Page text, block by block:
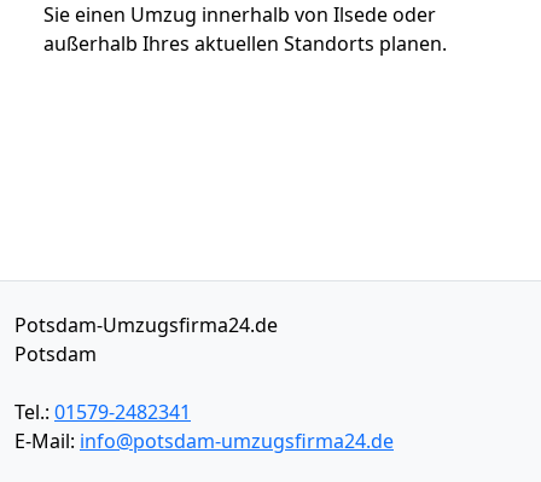
Sie einen Umzug innerhalb von Ilsede oder
außerhalb Ihres aktuellen Standorts planen.
Potsdam-Umzugsfirma24.de
Potsdam
Tel.: 01579-2482341
E-Mail: info@potsdam-umzugsfirma24.de